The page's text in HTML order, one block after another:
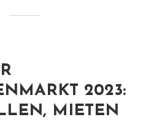
2023:
MIETEN